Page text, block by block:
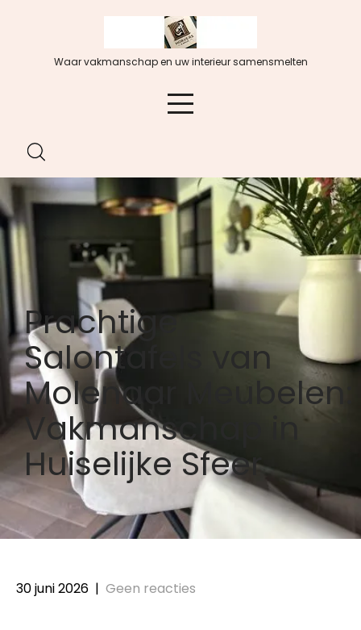
Waar vakmanschap en uw interieur samensmelten
Prachtige
Salontafels van
Molenaar Meubelen:
Vakmanschap in
Huiselijke Sfeer
30 juni 2026 | Geen reacties